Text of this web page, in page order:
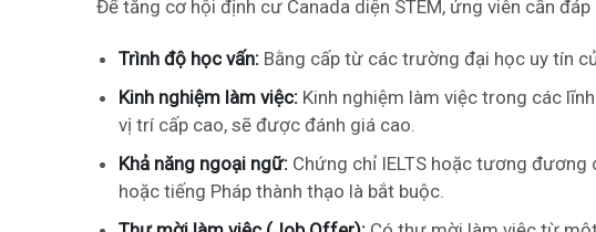
Để tăng cơ hội định cư Canada diện STEM, ứng viên cần
Trình độ học vấn: Bằng cấp từ các trường đại học uy tín
Kinh nghiệm làm việc: Kinh nghiệm làm việc trong các
vị trí cấp cao, sẽ được đánh giá cao.
Khả năng ngoại ngữ: Chứng chỉ IELTS hoặc tương
hoặc tiếng Pháp thành thạo là bắt buộc.